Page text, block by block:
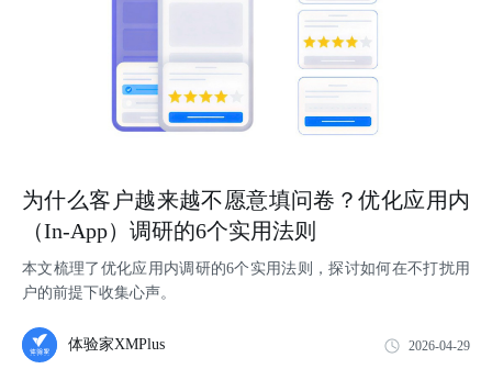
为什么客户越来越不愿意填问卷？优化应用内
（In-App）调研的6个实用法则
本文梳理了优化应用内调研的6个实用法则，探讨如何在不打扰用
户的前提下收集心声。
体验家XMPlus 2026-04-29